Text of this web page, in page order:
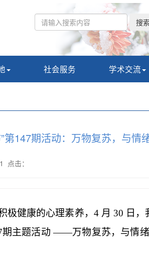
搜索
社会服务 学术交流
第147期活动：万物复苏，与情
点击：
健康的心理素养，4 月 30 日
期主题活动 ——万物复苏，与情